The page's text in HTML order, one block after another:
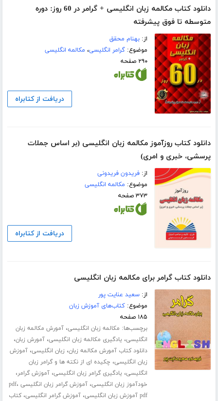
دانلود کتاب مکالمه زبان انگلیسی + گرامر در 60 روز: دوره
متوسطه تا فوق پیشرفته
از:بهنام محقق
موضوع:گرامر انگلیسی، مکالمه انگلیسی
۲۹۰ صفحه
دریافت از کتابراه
دانلود کتاب روزآموز مکالمه زبان انگلیسی (بر اساس جملات
پرسشی، خبری و امری)
از:فریدون فریدونی
موضوع: مکالمه انگلیسی
۳۷۳ صفحه
دریافت از کتابراه
دانلود کتاب گرامر برای مکالمه زبان انگلیسی
از:سعید عنایت پور
موضوع:کتاب‌های آموزش زبان
۱۸۵ صفحه
برچسب‌ها: مکالمه زبان انگلیسی،آمورش مکالمه زبان
انگلیسی، یادگیری مکالمه زبان انگلیسی،آمورش زبان،
دانلود کتاب آمورش مکالمه زبان، زبان انگلیسی،آموزش
زبان انگلیسی، چکیده ای از نکته ها و گرامر زبان
انگلیسی، یادگیری گرامر زبان انگلیسی،آموزش گرامر،
خودآموز زبان انگلیسی،آموزش گرامر زبان انگلیسی pdf ،
pdf آموزش زبان انگلیسی ،آموزش گرامر انگلیسی،کتاب